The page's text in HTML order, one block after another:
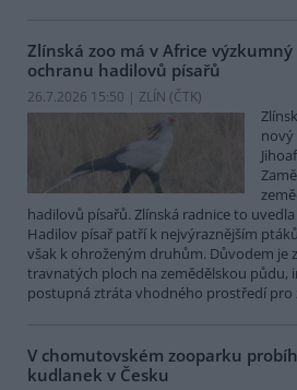
Zlínská zoo má v Africe
ochranu hadilovů písařů
26.7.2026 15:50 | ZLÍN (ČTK)
hadilovů písařů. Zlínská radnice to
Hadilov písař patří k nejvýraznějším
však k ohroženým druhům. Důvodem je
travnatých ploch na zemědělskou půdu,
postupná ztráta vhodného prostředí pro
V chomutovském zooparku
kudlanek v Česku